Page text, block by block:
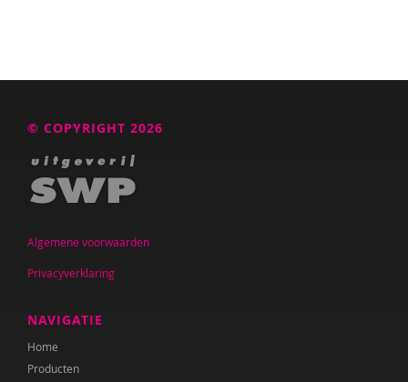
© COPYRIGHT 2026
Algemene voorwaarden
Privacyverklaring
NAVIGATIE
Home
Producten